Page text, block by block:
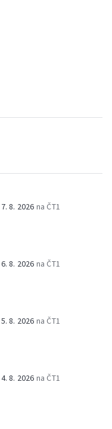
7. 8. 2026 na ČT1
6. 8. 2026 na ČT1
5. 8. 2026 na ČT1
4. 8. 2026 na ČT1